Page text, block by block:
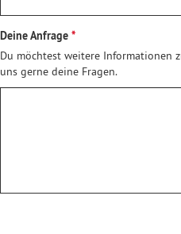
Deine Anfrage
Du möchtest weitere Informationen
uns gerne deine Fragen.